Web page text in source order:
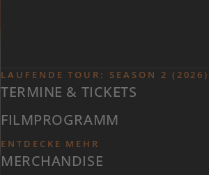
LAUFENDE TOUR: SEASON 2 (2026)
TERMINE & TICKETS
FILMPROGRAMM
ENTDECKE MEHR
MERCHANDISE